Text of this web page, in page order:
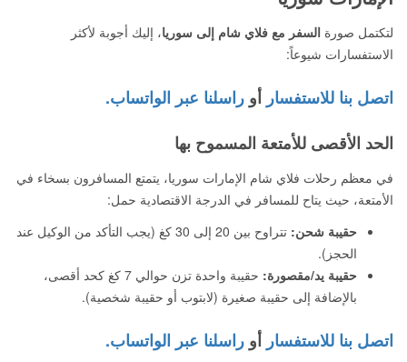
لتكتمل صورة السفر مع فلاي شام إلى سوريا، إليك أجوبة لأكثر
الاستفسارات شيوعاً:
اتصل بنا للاستفسار أو راسلنا عبر الواتساب.
الحد الأقصى للأمتعة المسموح بها
في معظم رحلات فلاي شام الإمارات سوريا، يتمتع المسافرون بسخاء في
الأمتعة، حيث يتاح للمسافر في الدرجة الاقتصادية حمل:
حقيبة شحن:
تتراوح بين 20 إلى 30 كغ (يجب التأكد من الوكيل عند
الحجز).
حقيبة يد/مقصورة:
حقيبة واحدة تزن حوالي 7 كغ كحد أقصى،
بالإضافة إلى حقيبة صغيرة (لابتوب أو حقيبة شخصية).
اتصل بنا للاستفسار أو راسلنا عبر الواتساب.